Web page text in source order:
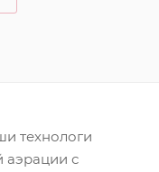
технологи
аэрации с